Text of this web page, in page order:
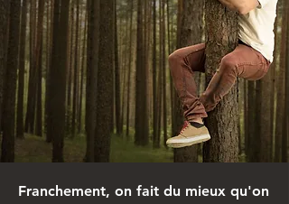
Franchement, on fait du mieux qu'on